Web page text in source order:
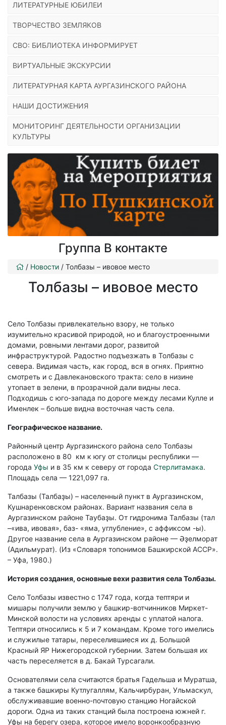
ЛИТЕРАТУРНЫЕ ЮБИЛЕИ
ТВОРЧЕСТВО ЗЕМЛЯКОВ
СВО: БИБЛИОТЕКА ИНФОРМИРУЕТ
ВИРТУАЛЬНЫЕ ЭКСКУРСИИ
ЛИТЕРАТУРНАЯ КАРТА АУРГАЗИНСКОГО РАЙОНА
НАШИ ДОСТИЖЕНИЯ
МОНИТОРИНГ ДЕЯТЕЛЬНОСТИ ОРГАНИЗАЦИИ
КУЛЬТУРЫ
Группа В контакте
/ Новости / Толбазы – ивовое место
Толбазы – ивовое место
Село Толбазы привлекательно взору, не только
изумительно красивой природой, но и благоустроенными
домами, ровными лентами дорог, развитой
инфраструктурой. Радостно подъезжать в Толбазы с
севера. Видимая часть, как город, вся в огнях. Приятно
смотреть и с Давлекановского тракта: село в низине
утопает в зелени, в прозрачной дали видны леса.
Подходишь с юго-запада по дороге между лесами Кулле и
Именлек – больше видна восточная часть села.
Географическое название.
Районный центр Аургазинского района село Толбазы
расположено в 80 км к югу от столицы республики —
города Уфы и в 35 км к северу от города Стерлитамака.
Площадь села — 1221,097 га.
Талбазы (Талбаҙы) – населенный пункт в Аургазинском,
Кушнаренковском районах. Вариант названия села в
Аургазинском районе Таубаҙы. От гидронима Талбазы (тал
–«ива, ивовая», баз- «яма, углубление», с аффиксом -ы).
Другое название села в Аургазинском районе — Әҙелморат
(Адильмурат). (Из «Словаря топонимов Башкирской АССР».
– Уфа, 1980.)
История создания, основные вехи развития села Толбазы.
Село Толбазы известно с 1747 года, когда тептяри и
мишары получили землю у башкир-вотчинников Миркет-
Минской волости на условиях аренды с уплатой налога.
Тептяри относились к 5 и 7 командам. Кроме того имелись
и служилые татары, переселившиеся их д. Большой
Красный ЯР Нижегородской губернии. Затем большая их
часть переселяется в д. Бакай Турсагали.
Основателями села считаются братья Гадельша и Муратша,
а также башкиры Кутлугаллям, Кальчирбуран, Ульмаскул,
обслуживавшие военно-почтовую станцию Ногайской
дороги. Одна из таких станций была построена южней г.
Уфы на берегу озера, которое имело воронкообразную